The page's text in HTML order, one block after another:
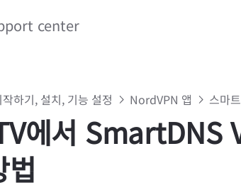
로 건너뛰기center
작하기, 설치, 기능 설정 NordVPN 앱 스마
에서 SmartDNS
법